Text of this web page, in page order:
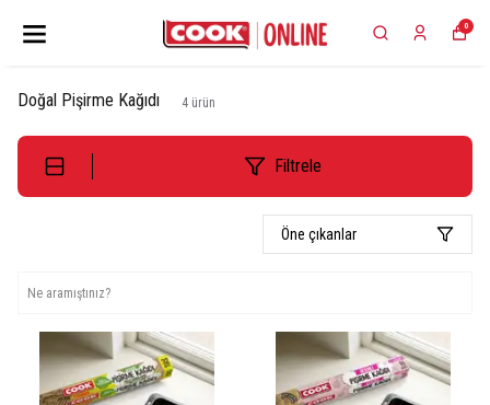
0
Doğal Pişirme Kağıdı 4 ürün
Filtrele
Öne çıkanlar